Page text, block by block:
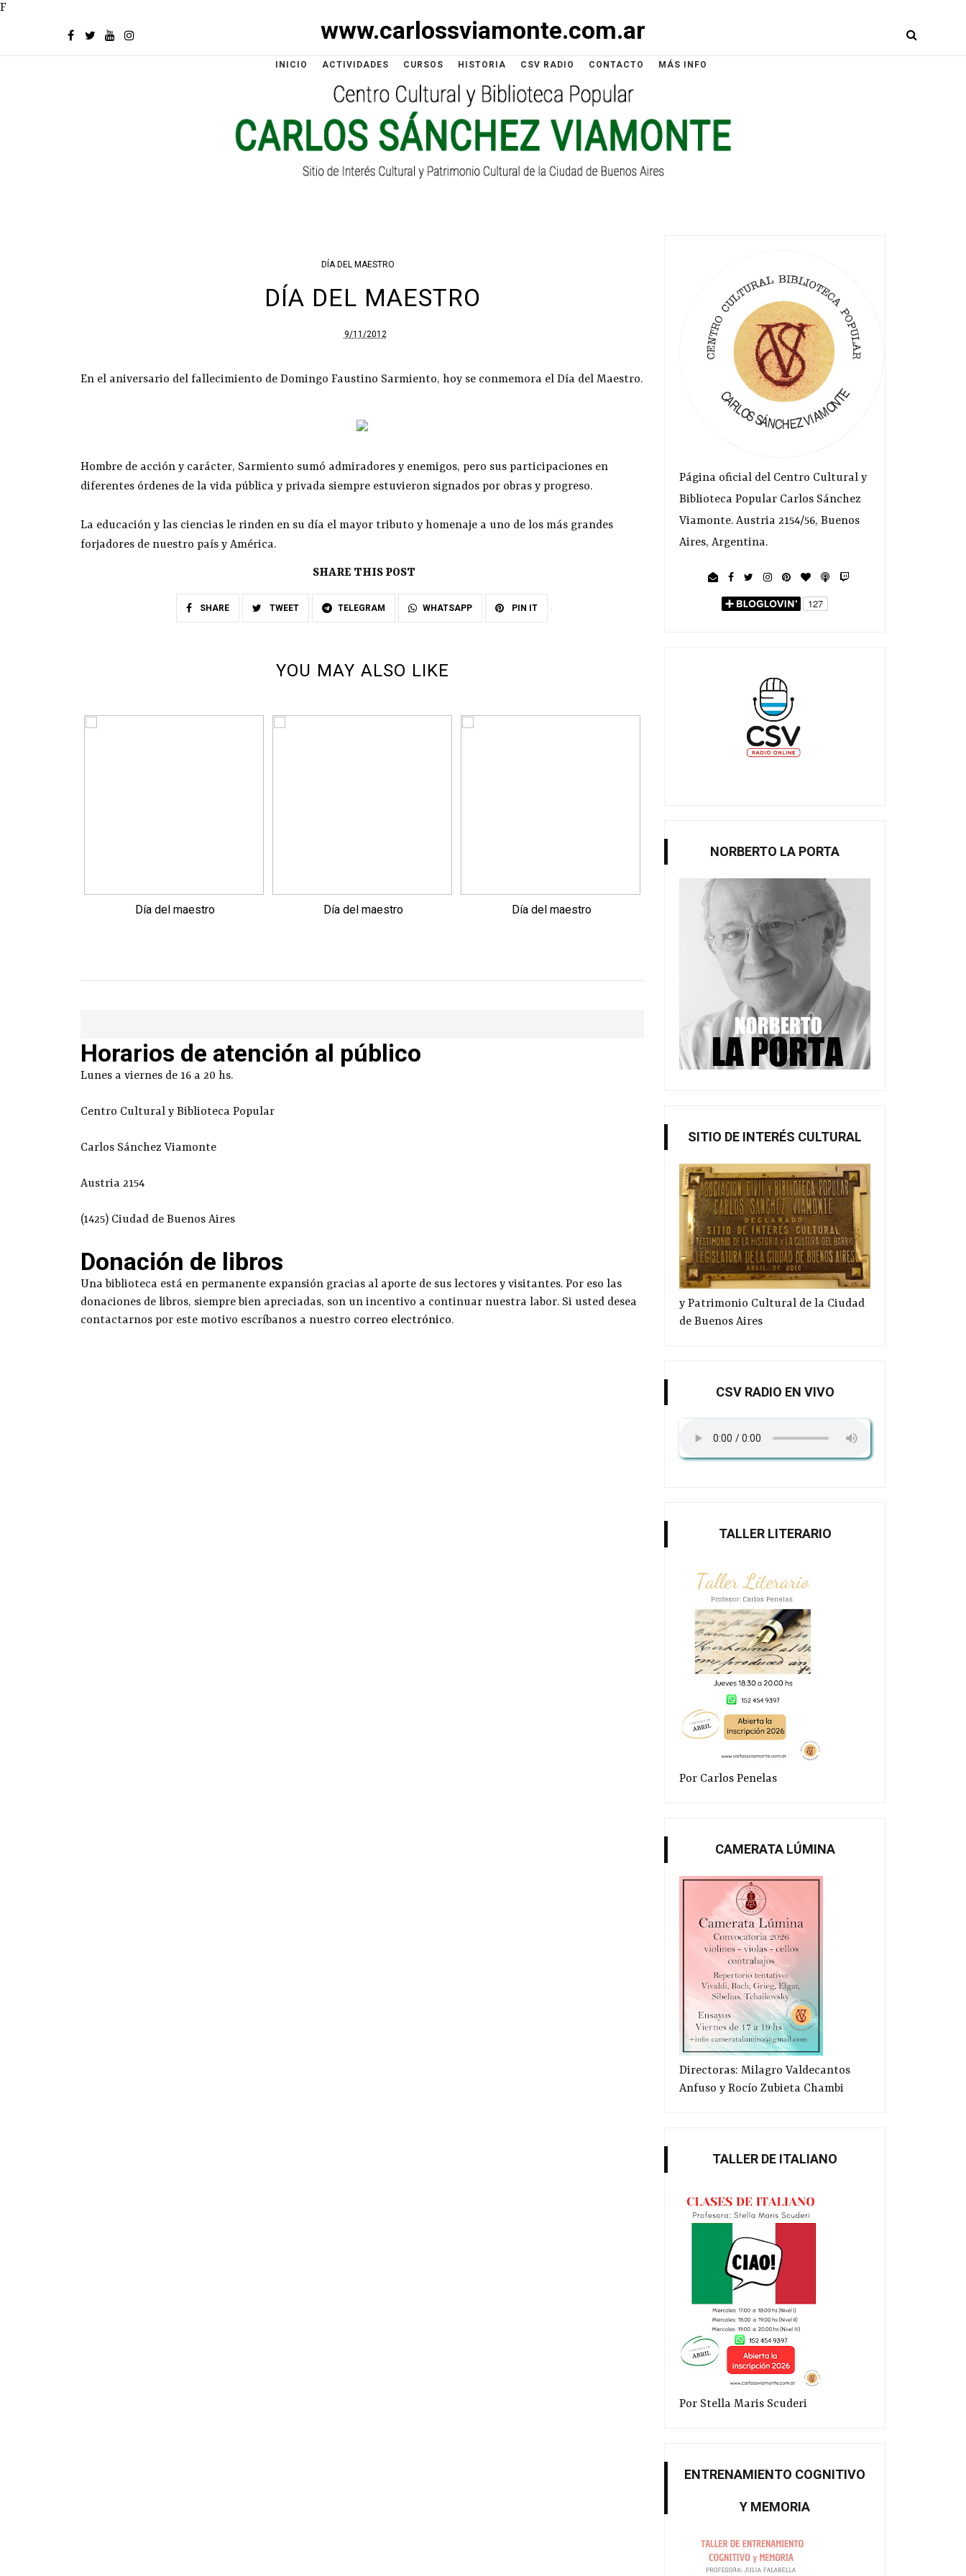
F
www.carlossviamonte.com.ar
INICIO ACTIVIDADES CURSOS HISTORIA CSV RADIO CONTACTO MÁS INFO
DÍA DEL MAESTRO
DÍA DEL MAESTRO
9/11/2012
En el aniversario del fallecimiento de Domingo Faustino Sarmiento, hoy se conmemora el Día del Maestro.
Hombre de acción y carácter, Sarmiento sumó admiradores y enemigos, pero sus participaciones en
diferentes órdenes de la vida pública y privada siempre estuvieron signados por obras y progreso.
La educación y las ciencias le rinden en su día el mayor tributo y homenaje a uno de los más grandes
forjadores de nuestro país y América.
SHARE THIS POST
SHARE TWEET TELEGRAM WHATSAPP PIN IT
YOU MAY ALSO LIKE
Día del maestro Día del maestro Día del maestro
Bibliotecas Populares, Franklin y
S...
Horarios de atención al público
Lunes a viernes de 16 a 20 hs.
Centro Cultural y Biblioteca Popular
Carlos Sánchez Viamonte
Austria 2154
(1425) Ciudad de Buenos Aires
Donación de libros
Una biblioteca está en permanente expansión gracias al aporte de sus lectores y visitantes. Por eso las
donaciones de libros, siempre bien apreciadas, son un incentivo a continuar nuestra labor. Si usted desea
contactarnos por este motivo escríbanos a nuestro correo electrónico.
Página oficial del Centro Cultural y
Biblioteca Popular Carlos Sánchez
Viamonte. Austria 2154/56, Buenos
Aires, Argentina.
NORBERTO LA PORTA
SITIO DE INTERÉS CULTURAL
y Patrimonio Cultural de la Ciudad
de Buenos Aires
CSV RADIO EN VIVO
TALLER LITERARIO
Por Carlos Penelas
CAMERATA LÚMINA
Directoras: Milagro Valdecantos
Anfuso y Rocío Zubieta Chambi
TALLER DE ITALIANO
Por Stella Maris Scuderi
ENTRENAMIENTO COGNITIVO
Y MEMORIA